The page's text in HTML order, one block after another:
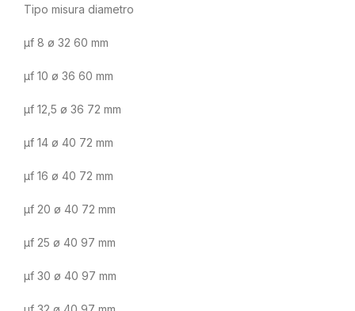
Tipo misura diametro
µf 8 ø 32 60 mm
µf 10 ø 36 60 mm
µf 12,5 ø 36 72 mm
µf 14 ø 40 72 mm
µf 16 ø 40 72 mm
µf 20 ø 40 72 mm
µf 25 ø 40 97 mm
µf 30 ø 40 97 mm